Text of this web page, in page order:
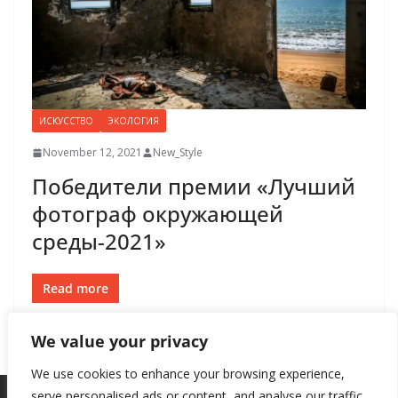
We value your privacy
We use cookies to enhance your browsing experience,
ИСКУССТВО ЭКОЛОГИЯ
November 12, 2021 New_Style
Победители премии «Лучший
фотограф окружающей
среды-2021»
Read more